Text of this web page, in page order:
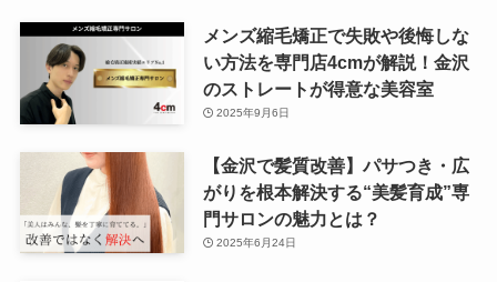
メンズ縮毛矯正で失敗や後悔しな
い方法を専門店4cmが解説！金沢
のストレートが得意な美容室
2025年9月6日
【金沢で髪質改善】パサつき・広
がりを根本解決する“美髪育成”専
門サロンの魅力とは？
2025年6月24日